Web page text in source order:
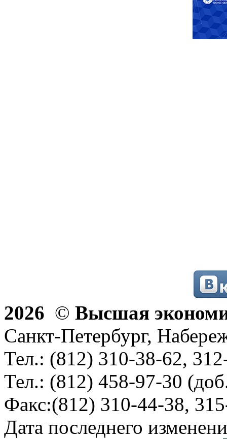
2026 © Высшая
Санкт-Петербург,
Тел.: (812) 310-38-62,
Тел.: (812) 458-97-30
Факс:(812) 310-44-38,
Дата последнего